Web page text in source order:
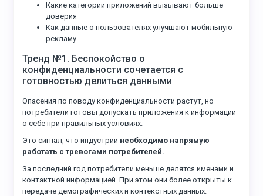
Какие категории приложений вызывают больше
доверия
Как данные о пользователях улучшают мобильную
рекламу
Тренд №1. Беспокойство о
конфиденциальности сочетается с
готовностью делиться данными
Опасения по поводу конфиденциальности растут, но
потребители готовы допускать приложения к информации
о себе при правильных условиях.
Это сигнал, что индустрии необходимо напрямую
работать с тревогами потребителей.
За последний год потребители меньше делятся именами и
контактной информацией. При этом они более открыты к
передаче демографических и контекстных данных.